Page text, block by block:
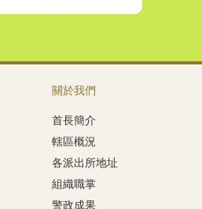
關於我們
首長簡介
轄區概況
各派出所地址
組織職掌
警政成果